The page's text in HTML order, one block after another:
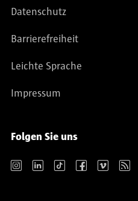
Datenschutz
Barrierefreiheit
Leichte Sprache
Impressum
Folgen Sie uns
Instagram LinkedIn TikTok Facebook Vimeo RSS